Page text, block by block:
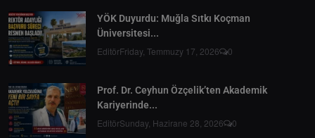
YÖK Duyurdu: Muğla Sıtkı Koçman
Üniversitesi...
EditörFriday, Temmuzy 17, 2026 0
Prof. Dr. Ceyhun Özçelik’ten Akademik
Kariyerinde...
EditörSunday, Hazirane 28, 2026 0